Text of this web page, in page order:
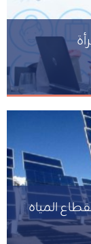
المياه